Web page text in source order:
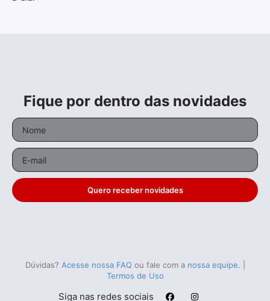
Fique por dentro das novidades
Quero receber novidades
Dúvidas? Acesse nossa FAQ ou fale com a nossa equipe.
Termos de Uso
Siga nas redes sociais